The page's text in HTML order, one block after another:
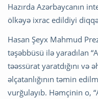
Hazırda Azərbaycanın
ölkəyə ixrac edildiyi
Hasan Şeyx Mahmud
təşəbbüsü ilə yaradılan
təəssürat yaratdığını
əlçatanlığının təmin
vurğulayıb. Həmçinin o,